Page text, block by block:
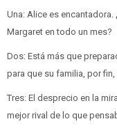
Una: Alice es
Margaret en todo un mes?
Dos: Está más que
para que su familia, por
Tres: El desprecio en la
mejor rival de lo que